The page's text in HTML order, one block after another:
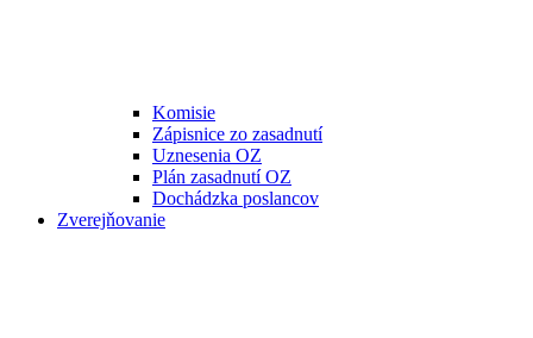
Komisie
Zápisnice zo zasadnutí
Uznesenia OZ
Plán zasadnutí OZ
Dochádzka poslancov
Zverejňovanie